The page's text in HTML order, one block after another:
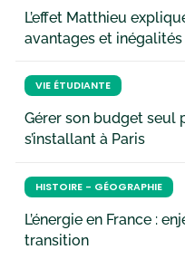
L’effet Matthieu
avantages et inégalités
VIE ÉTUDIANTE
Gérer son budget seul
s’installant à Paris
HISTOIRE - GÉOGRAPHIE
L’énergie en France :
transition